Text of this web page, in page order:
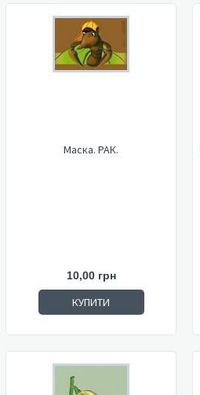
Маска. РАК.
10,00 грн
КУПИТИ